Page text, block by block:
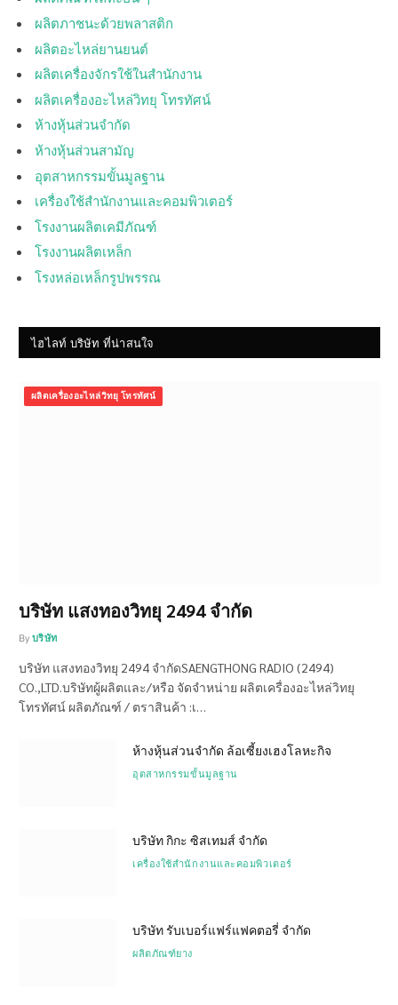
ผลิตภาชนะด้วยพลาสติก
ผลิตอะไหล่ยานยนต์
ผลิตเครื่องจักรใช้ในสำนักงาน
ผลิตเครื่องอะไหล่วิทยุ โทรทัศน์
ห้างหุ้นส่วนจำกัด
ห้างหุ้นส่วนสามัญ
อุตสาหกรรมขั้นมูลฐาน
เครื่องใช้สำนักงานและคอมพิวเตอร์
โรงงานผลิตเคมีภัณฑ์
โรงงานผลิตเหล็ก
โรงหล่อเหล็กรูปพรรณ
ไฮไลท์ บริษัท ที่น่าสนใจ
ผลิตเครื่องอะไหล่วิทยุ โทรทัศน์
บริษัท แสงทองวิทยุ 2494 จำกัด
By บริษัท
บริษัท แสงทองวิทยุ 2494 จำกัดSAENGTHONG RADIO (2494)
CO.,LTD.บริษัทผู้ผลิตและ/หรือ จัดจำหน่าย ผลิตเครื่องอะไหล่วิทยุ
โทรทัศน์ ผลิตภัณฑ์ / ตราสินค้า :เ…
ห้างหุ้นส่วนจำกัด ล้อเซี้ยงเฮงโลหะกิจ
อุตสาหกรรมขั้นมูลฐาน
บริษัท กิกะ ซิสเทมส์ จำกัด
เครื่องใช้สำนักงานและคอมพิวเตอร์
บริษัท รับเบอร์แฟร์แฟคตอรี่ จำกัด
ผลิตภัณฑ์ยาง